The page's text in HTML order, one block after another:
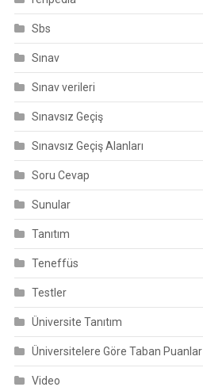
Sbs
Sınav
Sınav verileri
Sınavsız Geçiş
Sınavsız Geçiş Alanları
Soru Cevap
Sunular
Tanıtım
Teneffüs
Testler
Üniversite Tanıtım
Üniversitelere Göre Taban Puanlar
Video